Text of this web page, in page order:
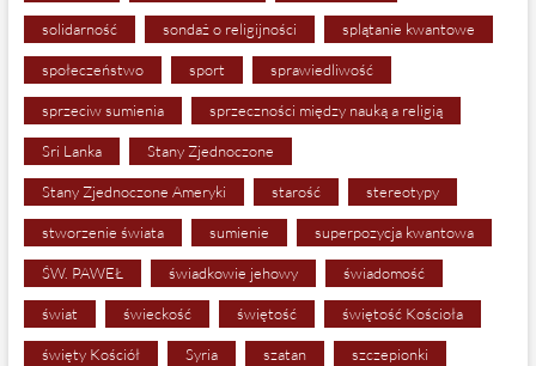
solidarność sondaż o religijności splątanie kwantowe
społeczeństwo sport sprawiedliwość
sprzeciw sumienia sprzeczności między nauką a religią
Sri Lanka Stany Zjednoczone
Stany Zjednoczone Ameryki starość stereotypy
stworzenie świata sumienie superpozycja kwantowa
ŚW. PAWEŁ świadkowie jehowy świadomość
świat świeckość świętość świętość Kościoła
święty Kościół Syria szatan szczepionki